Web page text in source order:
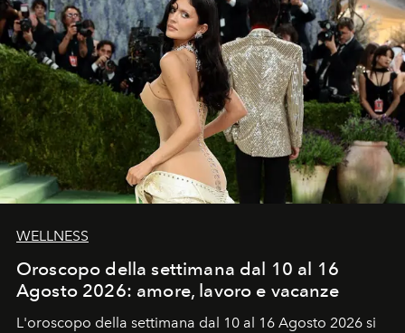
WELLNESS
Oroscopo della settimana dal 10 al 16
Agosto 2026: amore, lavoro e vacanze
L'oroscopo della settimana dal 10 al 16 Agosto 2026 si